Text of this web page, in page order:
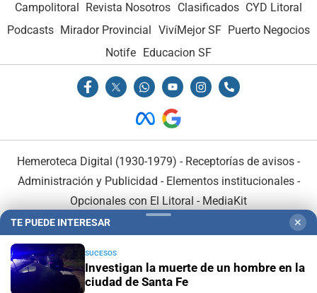
Campolitoral Revista Nosotros Clasificados CYD Litoral
Podcasts Mirador Provincial VivíMejor SF Puerto Negocios
Notife Educacion SF
Hemeroteca Digital (1930-1979) - Receptorías de avisos -
Administración y Publicidad - Elementos institucionales-
Opcionales con El Litoral - MediaKit
TE PUEDE INTERESAR ✕
SUCESOS
Investigan la muerte de un hombre en la
ciudad de Santa Fe